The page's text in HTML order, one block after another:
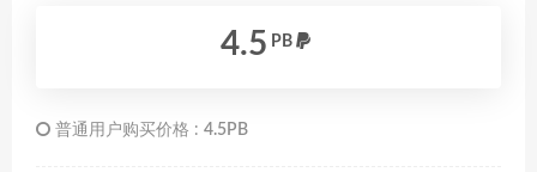
4.5 PB
普通用户购买价格 : 4.5PB